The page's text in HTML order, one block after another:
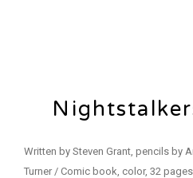
Written by Steven Grant, pencils by
Turner / Comic book, color, 32